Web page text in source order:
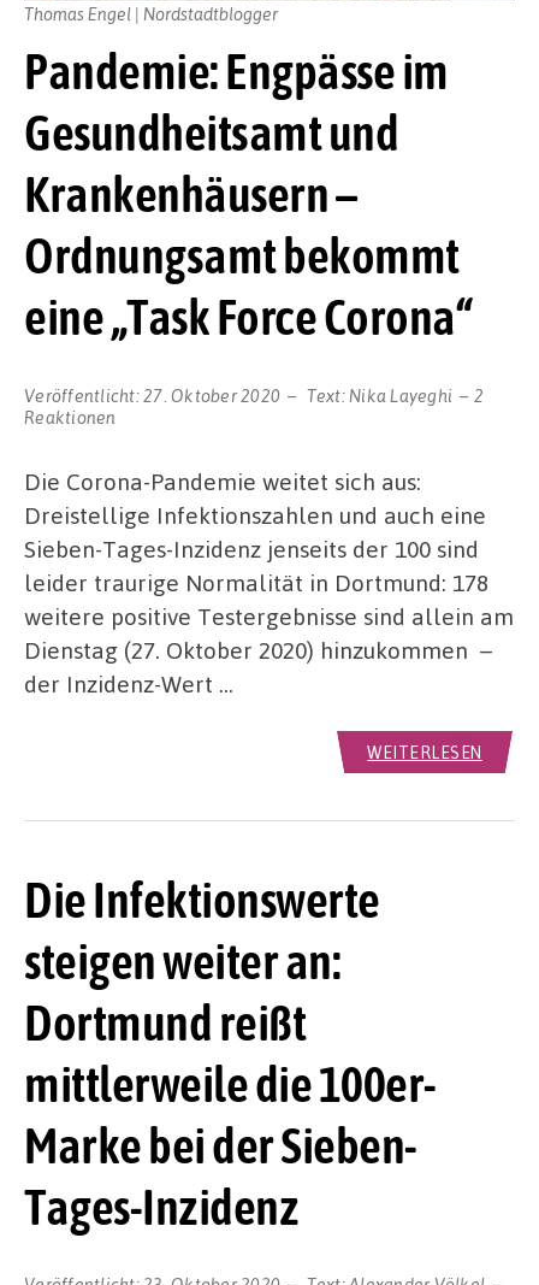
Pandemie: Engpässe im
Gesundheitsamt und
Krankenhäusern –
Ordnungsamt bekommt
eine „Task Force Corona“
Veröffentlicht:27. Oktober 2020 Text: Nika Layeghi
2
Reaktionen
Thomas Engel | Nordstadtblogger
Die Corona-Pandemie weitet sich aus:
Dreistellige Infektionszahlen und auch eine
Sieben-Tages-Inzidenz jenseits der 100 sind
leider traurige Normalität in Dortmund: 178
weitere positive Testergebnisse sind allein am
Dienstag (27. Oktober 2020) hinzukommen –
der Inzidenz-Wert …
WEITERLESEN
Die Infektionswerte
steigen weiter an:
Dortmund reißt
mittlerweile die 100er-
Marke bei der Sieben-
Tages-Inzidenz